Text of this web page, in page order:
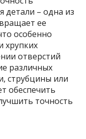
детали – одна из
ее
особенно
хрупких
отверстий
различных
струбцины или
обеспечить
точность